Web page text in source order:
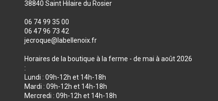
38840 Saint Hilaire du Rosier
06 74 99 35 00
06 47 96 73 42
jecroque@labellenoix.fr
Horaires de la boutique à la ferme - de mai à août 2026
:
Lundi : 09h-12h et 14h-18h
Mardi : 09h-12h et 14h-18h
Mercredi : 09h-12h et 14h-18h